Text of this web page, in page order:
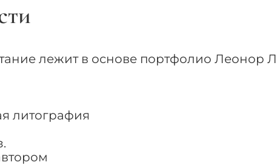
лежит в основе портфолио Леонор
литография